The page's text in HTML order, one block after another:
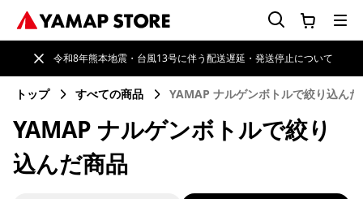
令和8年熊本地震・台風13号に伴う配送遅延・発送停止について
トップ すべての商品 YAMAP ナルゲンボトルで絞り込ん
YAMAP ナルゲンボトルで絞り
込んだ商品